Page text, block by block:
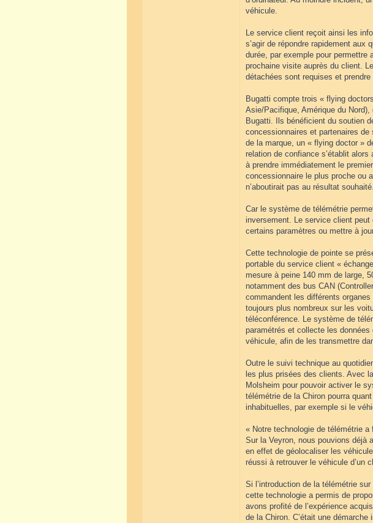
véhicule.
Le service client reçoit ainsi les
s’agir de répondre rapidement
durée, par exemple pour
prochaine visite auprès du client.
détachées sont requises et
Bugatti compte trois « flying
Asie/Pacifique, Amérique du
Bugatti. Ils bénéficient du soutien
concessionnaires et partenaires
de la marque, un « flying doctor »
relation de confiance s’établit
à prendre immédiatement le
concessionnaire le plus proche ou
n’aboutirait pas au résultat souhaité.
Car le système de télémétrie
inversement. Le service client
certains paramètres ou mettre à
Cette technologie de pointe se
portable du service client «
mesure à peine 140 mm de large,
notamment des bus CAN
commandent les différents
toujours plus nombreux sur les
téléconférence. Le système de
paramétrés et collecte les données
véhicule, afin de les transmettre
Outre le suivi technique au
les plus prisées des clients. Avec
Molsheim pour pouvoir activer le
télémétrie de la Chiron pourra
inhabituelles, par exemple si le
« Notre technologie de télémétrie
Sur la Veyron, nous pouvions déjà
en effet de géolocaliser les
réussi à retrouver le véhicule d’un
Si l’introduction de la télémétrie
cette technologie a permis de
avons profité de l’expérience
de la Chiron. C’était une